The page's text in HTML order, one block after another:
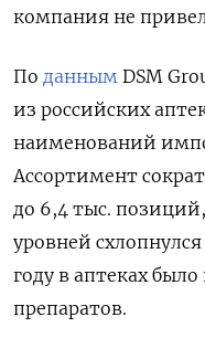
компания не
По данным DSM
из российских
наименований
Ассортимент
до 6,4 тыс.
уровней
году в аптеках
препаратов.